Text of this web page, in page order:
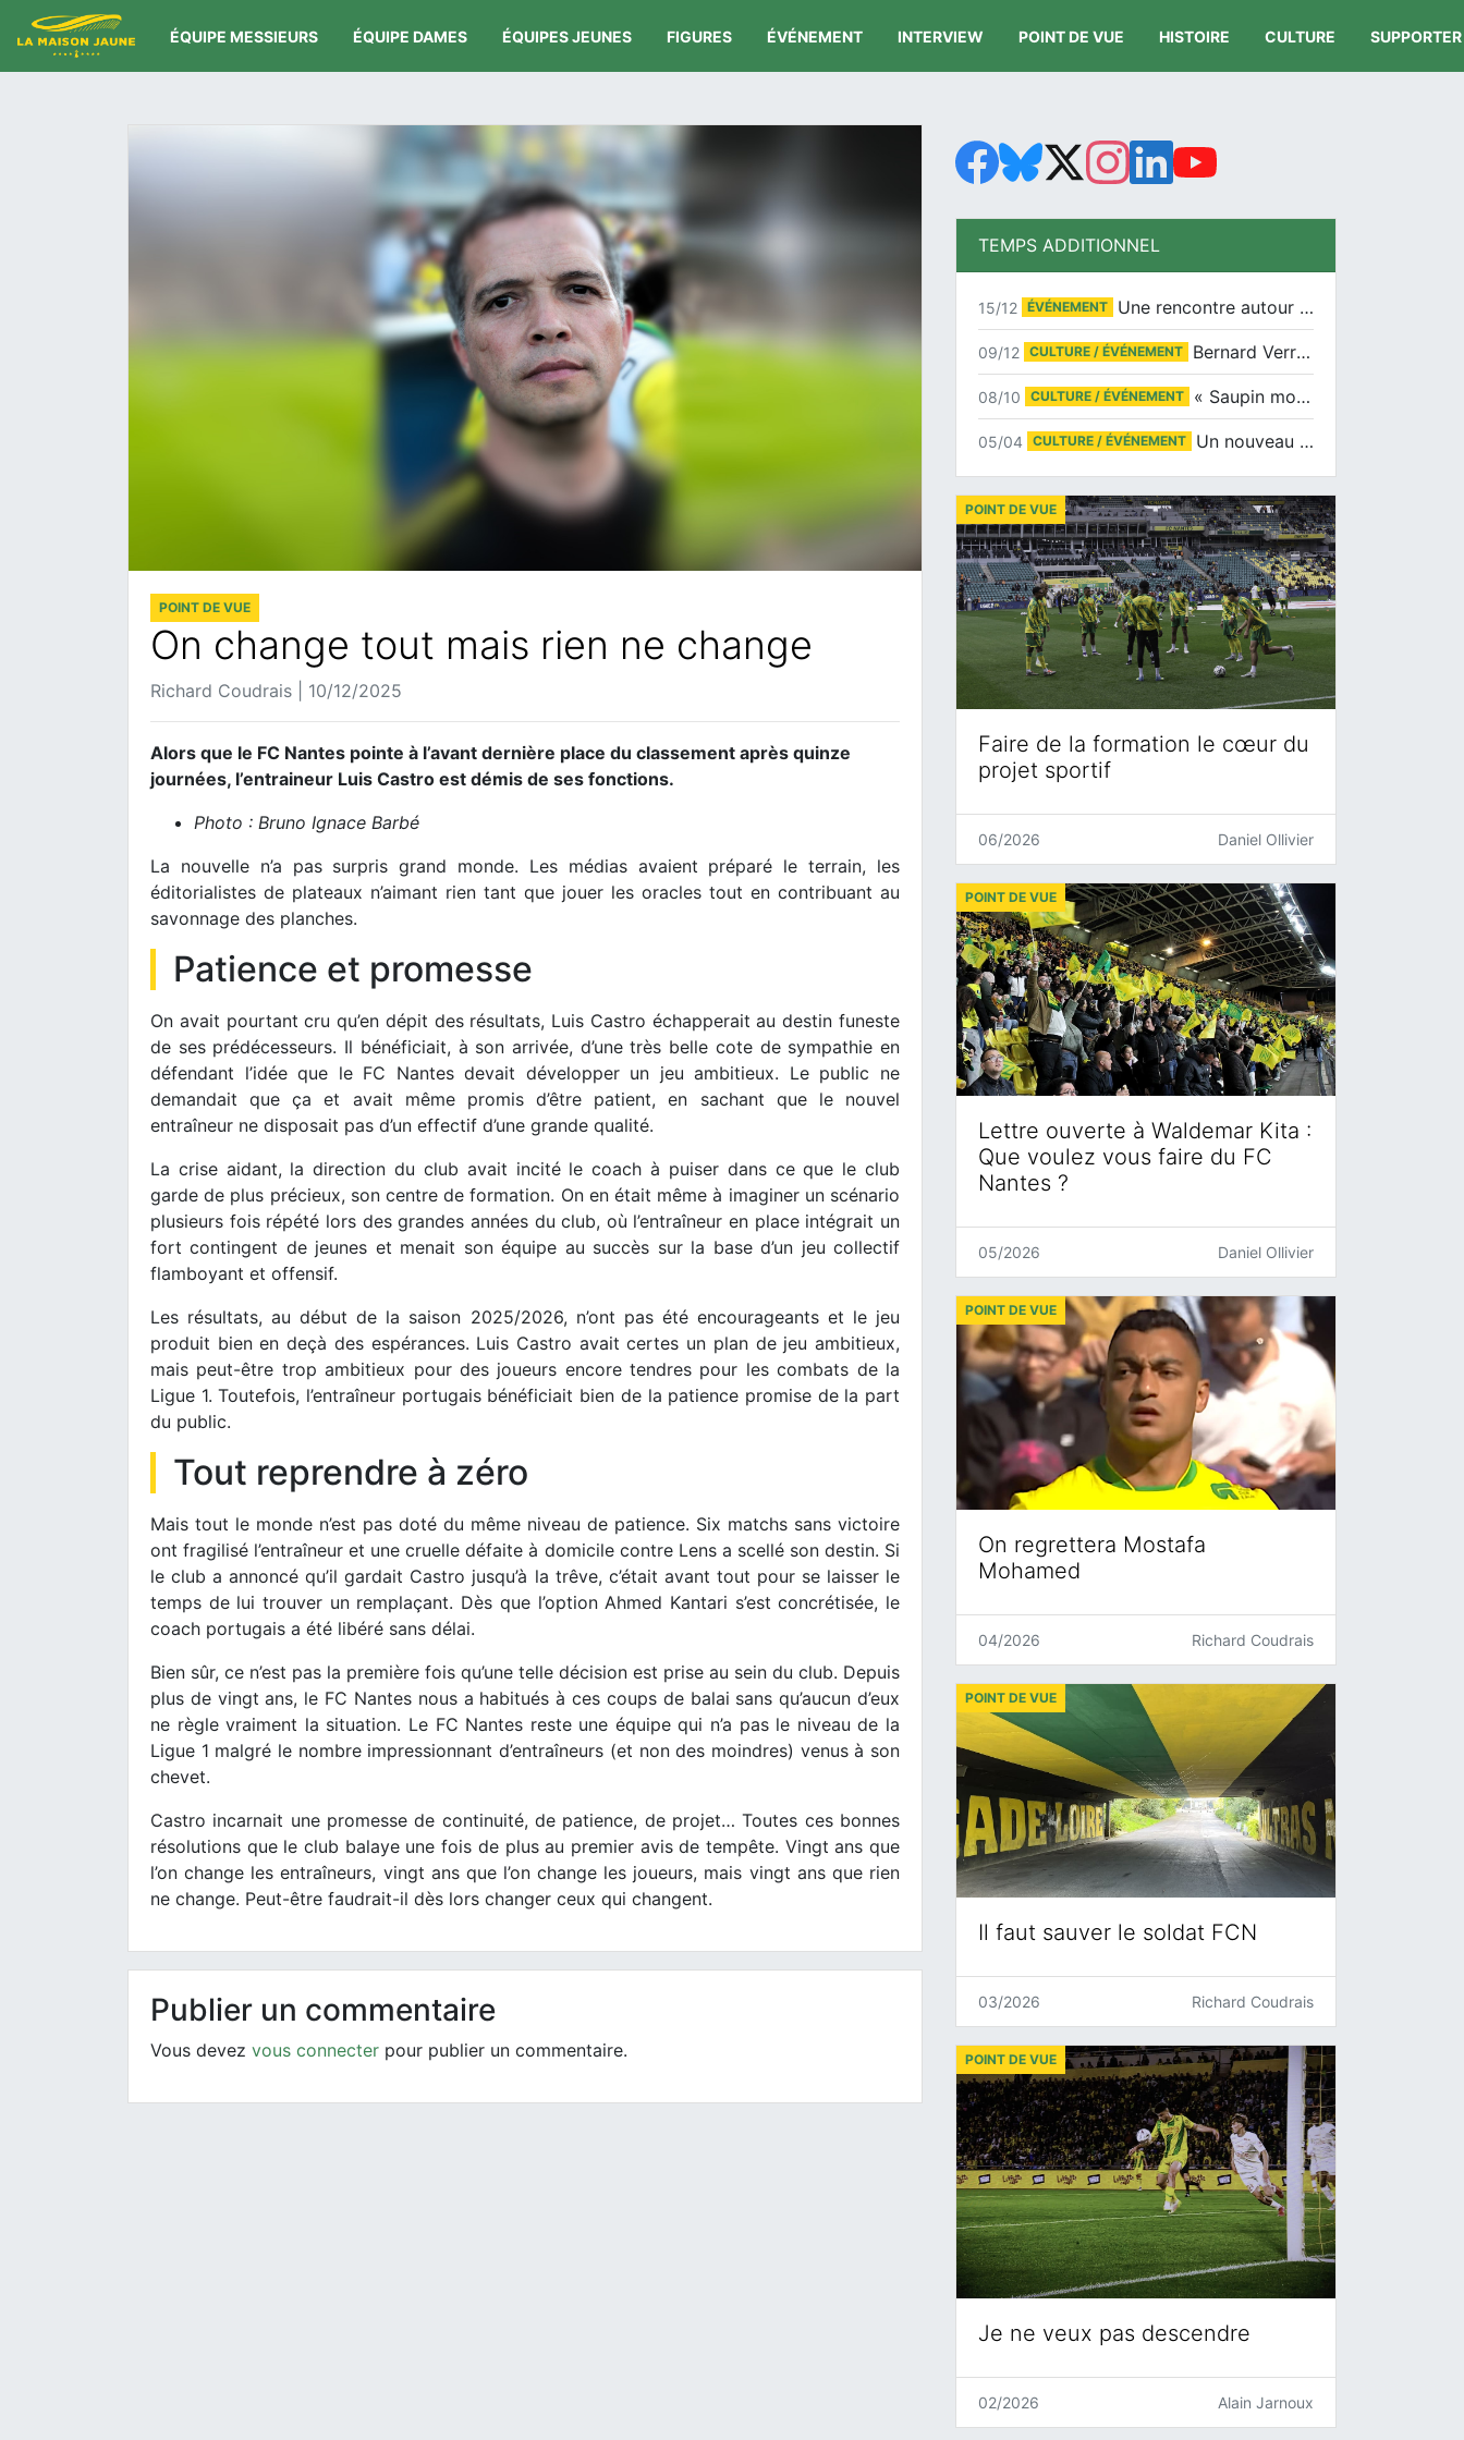
ÉQUIPE MESSIEURS ÉQUIPE DAMES ÉQUIPES JEUNES FIGURES ÉVÉNEMENT INTERVIEW POINT DE VUE HISTOIRE CULTURE SUPPORTER
POINT DE VUE
On change tout mais rien ne change
Richard Coudrais | 10/12/2025
Alors que le FC Nantes pointe à l’avant dernière place du classement après quinze
journées, l’entraineur Luis Castro est démis de ses fonctions.
Photo : Bruno Ignace Barbé
La nouvelle n’a pas surpris grand monde. Les médias avaient préparé le terrain, les
éditorialistes de plateaux n’aimant rien tant que jouer les oracles tout en contribuant au
savonnage des planches.
Patience et promesse
On avait pourtant cru qu’en dépit des résultats, Luis Castro échapperait au destin funeste
de ses prédécesseurs. Il bénéficiait, à son arrivée, d’une très belle cote de sympathie en
défendant l’idée que le FC Nantes devait développer un jeu ambitieux. Le public ne
demandait que ça et avait même promis d’être patient, en sachant que le nouvel
entraîneur ne disposait pas d’un effectif d’une grande qualité.
La crise aidant, la direction du club avait incité le coach à puiser dans ce que le club
garde de plus précieux, son centre de formation. On en était même à imaginer un scénario
plusieurs fois répété lors des grandes années du club, où l’entraîneur en place intégrait un
fort contingent de jeunes et menait son équipe au succès sur la base d’un jeu collectif
flamboyant et offensif.
Les résultats, au début de la saison 2025/2026, n’ont pas été encourageants et le jeu
produit bien en deçà des espérances. Luis Castro avait certes un plan de jeu ambitieux,
mais peut-être trop ambitieux pour des joueurs encore tendres pour les combats de la
Ligue 1. Toutefois, l’entraîneur portugais bénéficiait bien de la patience promise de la part
du public.
Tout reprendre à zéro
Mais tout le monde n’est pas doté du même niveau de patience. Six matchs sans victoire
ont fragilisé l’entraîneur et une cruelle défaite à domicile contre Lens a scellé son destin. Si
le club a annoncé qu’il gardait Castro jusqu’à la trêve, c’était avant tout pour se laisser le
temps de lui trouver un remplaçant. Dès que l’option Ahmed Kantari s’est concrétisée, le
coach portugais a été libéré sans délai.
Bien sûr, ce n’est pas la première fois qu’une telle décision est prise au sein du club. Depuis
plus de vingt ans, le FC Nantes nous a habitués à ces coups de balai sans qu’aucun d’eux
ne règle vraiment la situation. Le FC Nantes reste une équipe qui n’a pas le niveau de la
Ligue 1 malgré le nombre impressionnant d’entraîneurs (et non des moindres) venus à son
chevet.
Castro incarnait une promesse de continuité, de patience, de projet… Toutes ces bonnes
résolutions que le club balaye une fois de plus au premier avis de tempête. Vingt ans que
l’on change les entraîneurs, vingt ans que l’on change les joueurs, mais vingt ans que rien
ne change. Peut-être faudrait-il dès lors changer ceux qui changent.
Publier un commentaire
Vous devez vous connecter pour publier un commentaire.
TEMPS ADDITIONNEL
15/12 ÉVÉNEMENT Une rencontre autour de Jean-Claude Suaudeau
09/12 CULTURE / ÉVÉNEMENT Bernard Verret en dédicaces le samedi 13 décembre à l’Espace Culturel Atlantis
08/10 CULTURE / ÉVÉNEMENT « Saupin mon amour » au salon du livre de Trentemoult
05/04 CULTURE / ÉVÉNEMENT Un nouveau tirage pour le Docu-BD
Faire de la formation le cœur du
projet sportif
POINT DE VUE
06/2026 Daniel Ollivier
Lettre ouverte à Waldemar Kita :
Que voulez vous faire du FC
Nantes ?
POINT DE VUE
05/2026 Daniel Ollivier
On regrettera Mostafa
Mohamed
POINT DE VUE
04/2026 Richard Coudrais
Il faut sauver le soldat FCN
POINT DE VUE
03/2026 Richard Coudrais
Je ne veux pas descendre
POINT DE VUE
02/2026 Alain Jarnoux